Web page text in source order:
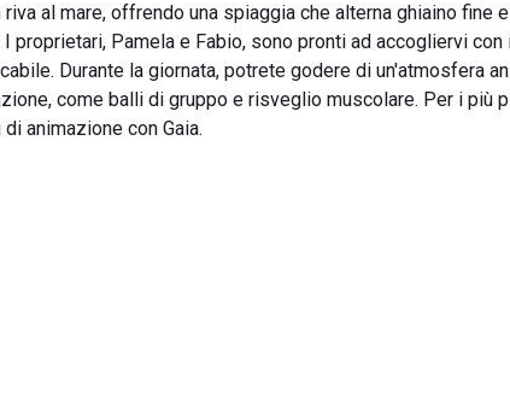
al mare, offrendo una spiaggia che alterna ghiaino fine
proprietari, Pamela e Fabio, sono pronti ad accogliervi
Durante la giornata, potrete godere di un'atmosfera
come balli di gruppo e risveglio muscolare. Per i più
animazione con Gaia.